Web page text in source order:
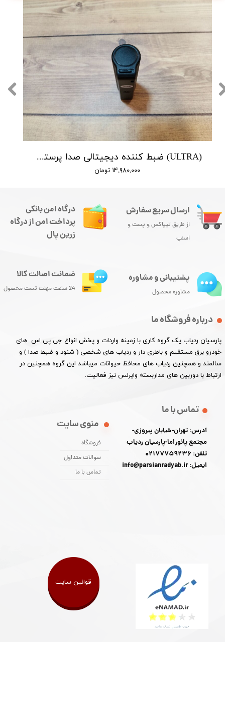
(ULTRA) ضبط کننده دیجیتالی صدا پرستیژ - 10 روز ضبط متوالی -مگنتی- کیفیت 350db - دارای سنسور صدا
۱۴,۹۸۰,۰۰۰ تومان
ارسال سریع سفارش
از طریق تیپاکس و پست و
اسنپ
درباره فروشگاه ما
پارسیان ردیاب یک گروه کاری با زمینه واردات و پخش انواع جی پی اس های
خودرو برق مستقیم و باطری دار و ردیاب های شخصی ( شنود و ضبط صدا ) و
سالمند و همچنین ردیاب های محافظ حیوانات میباشد این گروه همچنین در
ارتباط با دوربین های مداربسته وایرلس نیز فعالیت.​​​​​​​
منوی سایت
فروشگاه
سوالات متداول
تماس با ما
تماس با ما
آدرس: تهران-خیابان پیروزی-
مجتمع پانوراما-پارسیان ردیاب
تلفن: 02177759236
ایمیل: info@parsianradyab.ir
درگاه امن بانکی
پرداخت امن از درگاه
زرین پال
پشتیبانی و مشاوره
مشاوره محصول
ضمانت اصالت کالا
24 ساعت مهلت تست محصول
قوانین سایت